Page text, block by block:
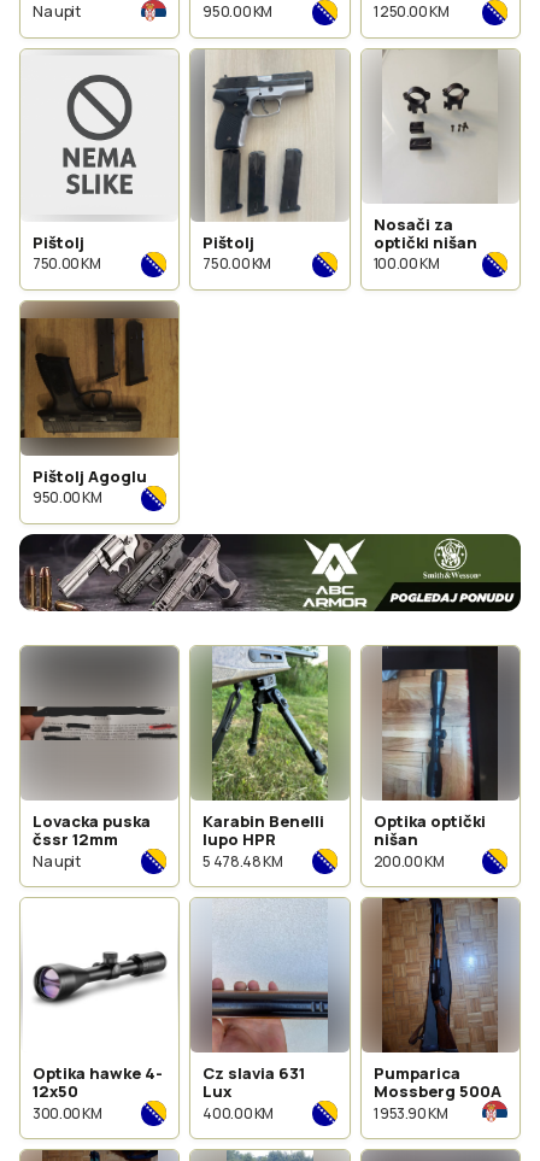
Na upit 950.00 KM 1 250.00 KM
Pištolj
750.00 KM
Pištolj
750.00 KM
Nosači za
optički nišan
100.00 KM
Pištolj Agoglu
950.00 KM
Lovacka puska
čssr 12mm
Na upit
Karabin Benelli
lupo HPR
5 478.48 KM
Optika optički
nišan
200.00 KM
Optika hawke 4-
12x50
300.00 KM
Cz slavia 631
Lux
400.00 KM
Pumparica
Mossberg 500A
1 953.90 KM